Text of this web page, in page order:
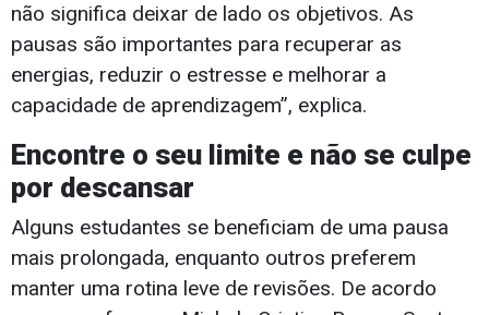
não significa deixar de lado os objetivos. As
pausas são importantes para recuperar as
energias, reduzir o estresse e melhorar a
capacidade de aprendizagem”, explica.
Encontre o seu limite e não se culpe
por descansar
Alguns estudantes se beneficiam de uma pausa
mais prolongada, enquanto outros preferem
manter uma rotina leve de revisões. De acordo